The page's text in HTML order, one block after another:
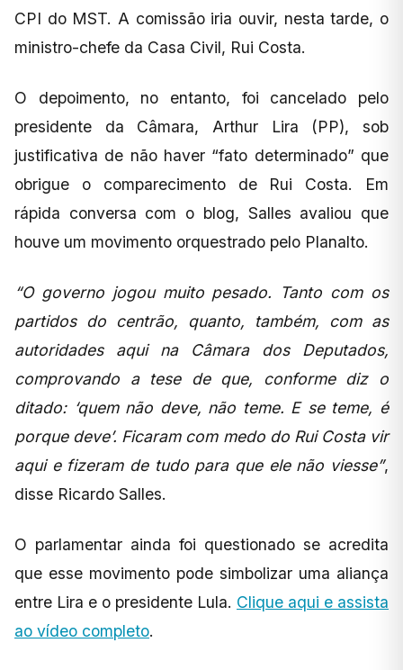
CPI do MST. A comissão iria ouvir, nesta tarde, o
ministro-chefe da Casa Civil, Rui Costa.
O depoimento, no entanto, foi cancelado pelo
presidente da Câmara, Arthur Lira (PP), sob
justificativa de não haver “fato determinado” que
obrigue o comparecimento de Rui Costa. Em
rápida conversa com o blog, Salles avaliou que
houve um movimento orquestrado pelo Planalto.
“O governo jogou muito pesado. Tanto com os
partidos do centrão, quanto, também, com as
autoridades aqui na Câmara dos Deputados,
comprovando a tese de que, conforme diz o
ditado: ‘quem não deve, não teme. E se teme, é
porque deve’. Ficaram com medo do Rui Costa vir
aqui e fizeram de tudo para que ele não viesse”,
disse Ricardo Salles.
O parlamentar ainda foi questionado se acredita
que esse movimento pode simbolizar uma aliança
entre Lira e o presidente Lula. Clique aqui e assista
ao vídeo completo.